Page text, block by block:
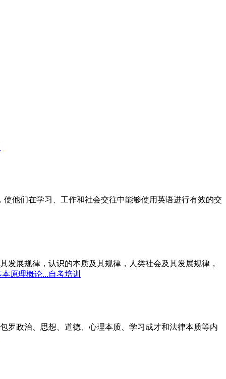
他们在学习、工作和社会交往中能够使用英语进行有效的交
展规律，认识的本质及其规律，人类社会及其发展规律，
原理概论...自考培训
罗政治、思想、道德、心理本质、学习成才和法律本质等内